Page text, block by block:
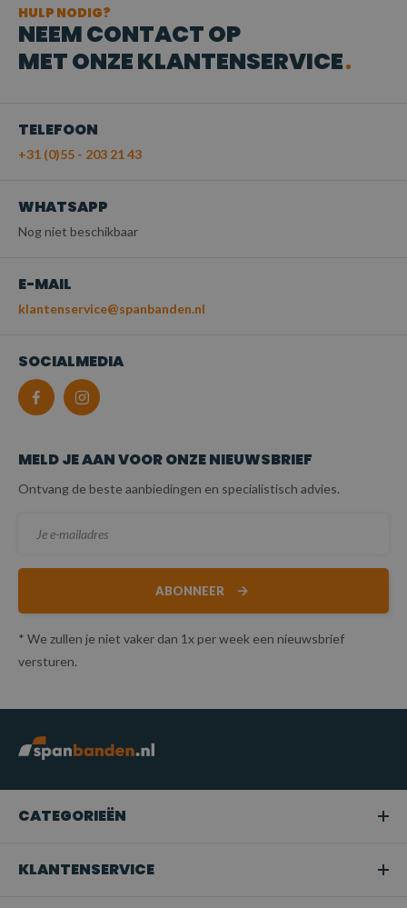
HULP NODIG?
NEEM CONTACT OP
MET ONZE KLANTENSERVICE
TELEFOON
+31 (0)55 - 203 21 43
WHATSAPP
Nog niet beschikbaar
E-MAIL
klantenservice@spanbanden.nl
SOCIALMEDIA
MELD JE AAN VOOR ONZE NIEUWSBRIEF
Ontvang de beste aanbiedingen en specialistisch advies.
ABONNEER
* We zullen je niet vaker dan 1x per week een nieuwsbrief
versturen.
CATEGORIEËN
KLANTENSERVICE